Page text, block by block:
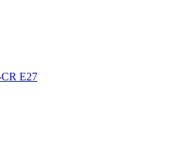
СR Е27